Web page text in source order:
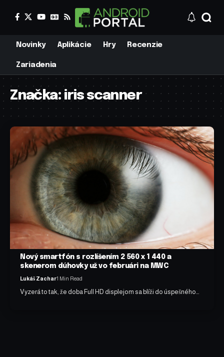
Novinky Aplikácie Hry Recenzie
Zariadenia
Značka:iris scanner
Nový smartfón s rozlíšením 2 560 x 1 440 a
skenerom dúhovky už vo februári na MWC
Lukáš Zachar1 Min Read
Vyzerá to tak, že doba Full HD displejom sa blíži do úspešného…